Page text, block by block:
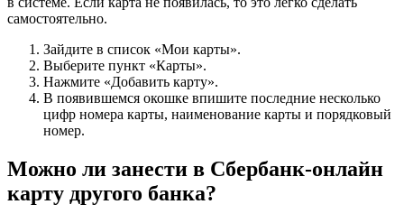
самостоятельно.
Зайдите в список «Мои карты».
Выберите пункт «Карты».
Нажмите «Добавить карту».
В появившемся окошке впишите последние несколько
цифр номера карты, наименование карты и порядковый
номер.
Можно ли занести в Сбербанк-онлайн
карту другого банка?